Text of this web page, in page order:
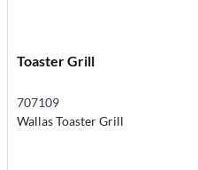
Toaster Grill
707109
Wallas Toaster Grill